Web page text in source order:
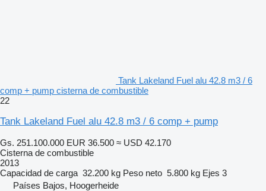
Tank Lakeland Fuel alu 42.8 m3 / 6
comp + pump cisterna de combustible
22
Tank Lakeland Fuel alu 42.8 m3 / 6 comp + pump
Gs. 251.100.000 EUR 36.500 ≈ USD 42.170
Cisterna de combustible
2013
Capacidad de carga 32.200 kg Peso neto 5.800 kg Ejes 3
Países Bajos, Hoogerheide